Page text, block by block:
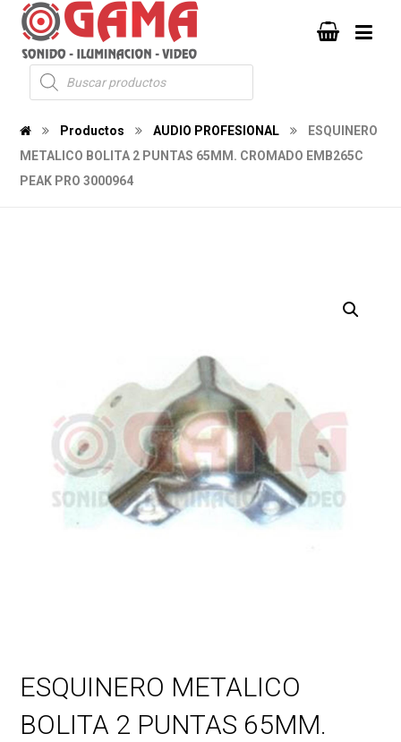
Productos AUDIO PROFESIONAL
ESQUINERO
METALICO BOLITA 2 PUNTAS 65MM. CROMADO EMB265C
PEAK PRO 3000964
ESQUINERO METALICO
BOLITA 2 PUNTAS 65MM.